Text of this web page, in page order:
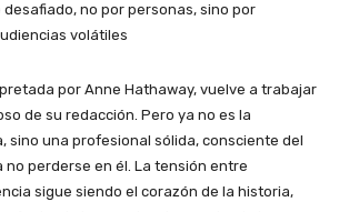
no por personas, sino por
volátiles.
por Anne Hathaway, vuelve a trabajar
de su redacción. Pero ya no es la
sino una profesional sólida, consciente del
no perderse en él. La tensión entre
sigue siendo el corazón de la historia,